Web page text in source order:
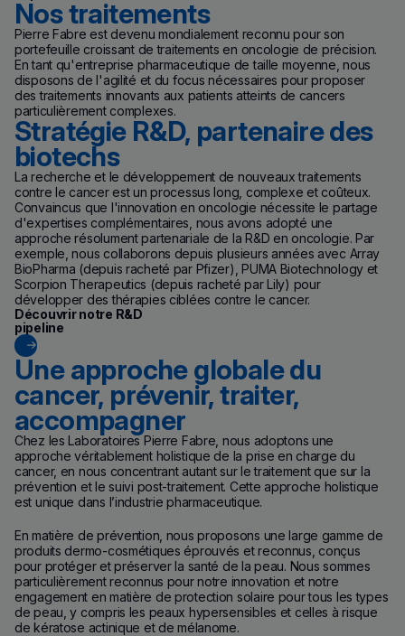
Nos traitements
Pierre Fabre est devenu mondialement reconnu pour son
portefeuille croissant de traitements en oncologie de précision.
En tant qu'entreprise pharmaceutique de taille moyenne, nous
disposons de l'agilité et du focus nécessaires pour proposer
des traitements innovants aux patients atteints de cancers
particulièrement complexes.
Stratégie R&D, partenaire des
biotechs
La recherche et le développement de nouveaux traitements
contre le cancer est un processus long, complexe et coûteux.
Convaincus que l'innovation en oncologie nécessite le partage
d'expertises complémentaires, nous avons adopté une
approche résolument partenariale de la R&D en oncologie. Par
exemple, nous collaborons depuis plusieurs années avec Array
BioPharma (depuis racheté par Pfizer), PUMA Biotechnology et
Scorpion Therapeutics (depuis racheté par Lily) pour
développer des thérapies ciblées contre le cancer.
Découvrir notre R&D
pipeline
Une approche globale du
cancer, prévenir, traiter,
accompagner
Chez les Laboratoires Pierre Fabre, nous adoptons une
approche véritablement holistique de la prise en charge du
cancer, en nous concentrant autant sur le traitement que sur la
prévention et le suivi post-traitement. Cette approche holistique
est unique dans l’industrie pharmaceutique.
En matière de prévention, nous proposons une large gamme de
produits dermo-cosmétiques éprouvés et reconnus, conçus
pour protéger et préserver la santé de la peau. Nous sommes
particulièrement reconnus pour notre innovation et notre
engagement en matière de protection solaire pour tous les types
de peau, y compris les peaux hypersensibles et celles à risque
de kératose actinique et de mélanome.